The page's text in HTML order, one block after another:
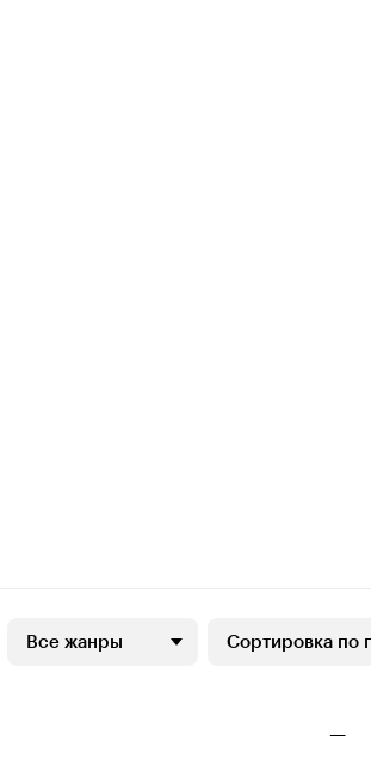
Все жанры Сортировка по
—